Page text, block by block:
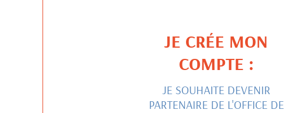
JE CRÉE MON
COMPTE :
JE SOUHAITE DEVENIR
PARTENAIRE DE L'OFFICE DE